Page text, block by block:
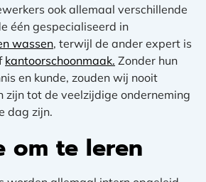
ook allemaal verschillende
één gespecialiseerd in
wassen, terwijl de ander expert is
kantoorschoonmaak. Zonder hun
en kunde, zouden wij nooit
zijn tot de veelzijdige onderneming
dag zijn.
om te leren